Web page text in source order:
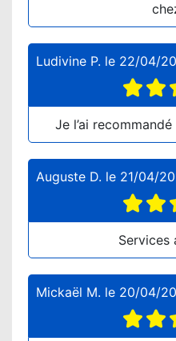
Ludivine P. le 22/04/
Je l’ai
Auguste D. le 21/04/
Services
Mickaël M. le 20/04/